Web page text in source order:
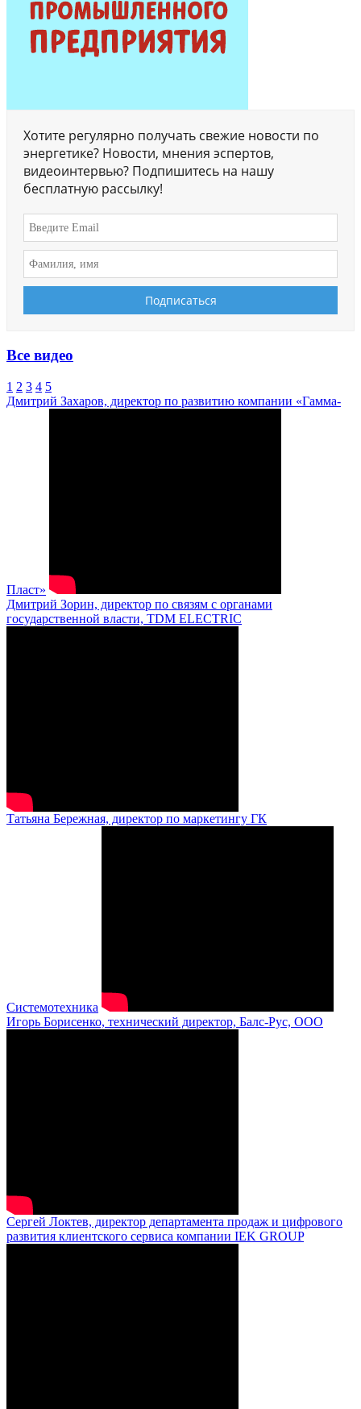
Хотите регулярно получать свежие новости по
энергетике? Новости, мнения эспертов,
видеоинтервью? Подпишитесь на нашу
бесплатную рассылку!
Все видео
1 2 3 4 5
Дмитрий Захаров, директор по развитию компании «Гамма-
Пласт»
Дмитрий Зорин, директор по связям с органами
государственной власти, TDM ELECTRIC
Татьяна Бережная, директор по маркетингу ГК
Системотехника
Игорь Борисенко, технический директор, Балс-Рус, ООО
Сергей Локтев, директор департамента продаж и цифрового
развития клиентского сервиса компании IEK GROUP